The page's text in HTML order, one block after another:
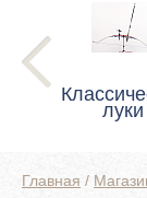
луки
Главная /